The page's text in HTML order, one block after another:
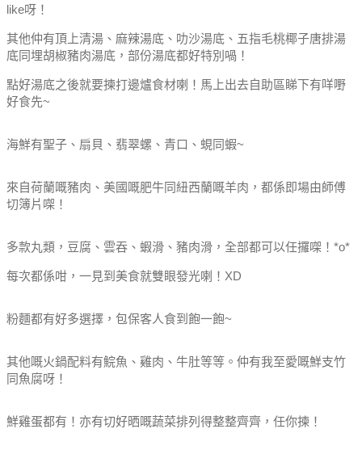
like呀！
其他仲有頂上清湯、麻辣湯底、叻沙湯底、五指毛桃椰子唐排湯
底同埋胡椒豬肉湯底，部份湯底都好特別喎！
點好湯底之後就要揀打邊爐食材喇！馬上出去自助區睇下有咩嘢
好食先~
海鮮有聖子、扇貝、翡翠螺、青口、蜆同蝦~
來自荷蘭嘅豬肉、美國嘅肥牛同紐西蘭嘅羊肉，都係即場由師傅
切簿片㗎！
多款丸類，豆腐、雲吞、蝦滑、豬肉滑，全部都可以任攞㗎！*o*
每次都係咁，一見到美食就雙眼發光喇！XD
粉麵都有好多選擇，包保客人食到飽一飽~
其他嘅火鍋配料有鯇魚、雞肉、牛肚等等。仲有我至愛嘅鮮支竹
同魚腐呀！
鮮雞蛋都有！亦有切好晒嘅蔬菜排列得整整齊齊，任你揀！